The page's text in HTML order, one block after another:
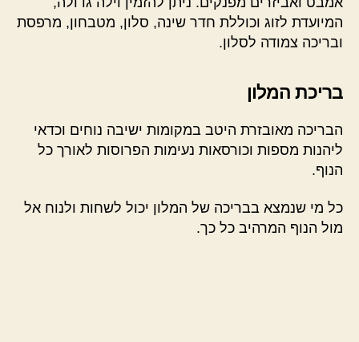
המיועדת לזוג וכוללת חדר שינה, סלון, מטבחון, מרפסת
ובריכה צמודה לסלון.
בריכת המלון
הבריכה מאובזרת היטב במקומות ישיבה נוחים וכדאי
ליהנות מספות וכורסאות נעימות הפרוסות לאורך כל
הנוף.
כל מי שנמצא בבריכה של המלון יכול לשחות ולנוח אל
מול הנוף המרהיב כל כך.